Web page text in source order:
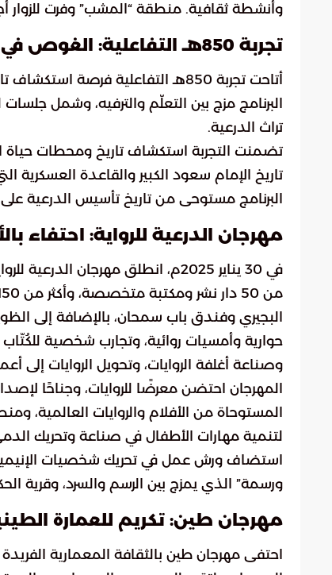
وأنشطة ثقافية. منطقة “المشب” وفرت للزوار
تجربة 850هـ التفاعلية: الغوص في تاريخ الدرعية
أتاحت تجربة 850هـ التفاعلية
البرنامج مزج بين التعلّم والترفيه، وشمل جلسات
تراث الدرعية.
تضمنت التجربة استكشاف تاريخ ومحطات حياة
تاريخ الإمام سعود الكبير والقاعدة
البرنامج مستوحى من تاريخ تأسيس الدرعية على يد
مهرجان الدرعية للرواية: احتفاء
في 30 يناير 2025م، انطلق مهرجان
البجيري وفندق باب سمحان، بالإضافة إلى
حوارية وأمسيات روائية، وتجارب شخصية
وصناعة أغلفة الروايات، وتحويل الروايات إلى
المهرجان احتضن معرضًا للروايات، وجناحًا
المستوحاة من الأفلام والروايات
لتنمية مهارات الأطفال في صناعة وتحريك
استضاف ورش عمل في تحريك شخصيات
ورسمة” الذي يمزج بين الرسم والسرد، وقرية
مهرجان طين: تكريم للعمارة
احتفى مهرجان طين بالثقافة المعمارية